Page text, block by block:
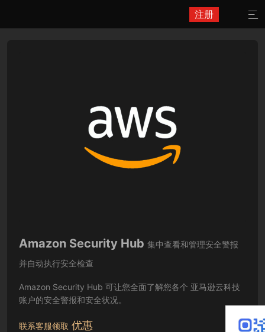
注册 
Amazon Security Hub 集中查看和管理安全警报
并自动执行安全检查
Amazon Security Hub 可让您全面了解您各个 亚马逊云科技
账户的安全警报和安全状况。
联系客服领取 优惠